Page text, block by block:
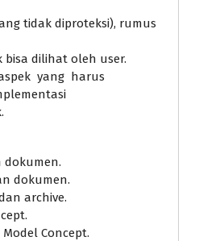
tidak diproteksi), rumus
dilihat oleh user.
yang harus
dokumen.
dokumen.
archive.
Concept.